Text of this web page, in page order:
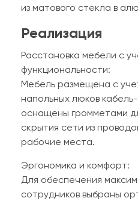
из матового стекла в
Реализация
Расстановка мебели с
функциональности:
Мебель размещена с
напольных люков
оснащены громметами
скрытия сети из
рабочие места.
Эргономика и комфорт:
Для обеспечения
сотрудников выбраны